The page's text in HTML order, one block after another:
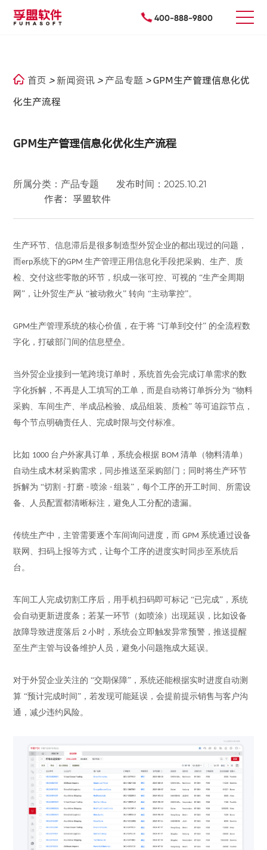
400-888-9800
首页 > 新闻资讯 > 产品专题 >GPM生产管理信息化优
化生产流程
GPM生产管理信息化优化生产流程
所属分类：产品专题 发布时间：2025.10.21
作者：孚盟软件
生产环节、信息滞后是很多制造型外贸企业的都出现过的问题，
而erp系统下的GPM生产管理正用信息化手段把采购、生产、质
检、交付这些零散的环节，织成一张可控、可视的 “生产全周期
网”，让外贸生产从 “被动救火” 转向 “主动掌控”。
GPM生产管理系统的核心价值，在于将 “订单到交付” 的全流程数
字化，打破部门间的信息壁垒。
当外贸企业接到一笔跨境订单时，系统首先会完成订单需求的数
字化拆解 ，不再是人工填写的工单，而是自动将订单拆分为 “物料
采购、车间生产、半成品检验、成品组装、质检” 等可追踪节点，
每个节点明确责任人、完成时限与交付标准。
比如 1000 台户外家具订单，系统会根据 BOM清单（物料清单）
自动生成木材采购需求，同步推送至采购部门；同时将生产环节
拆解为 “切割-打磨-喷涂-组装”，每个工序的开工时间、所需设
备、人员配置都清晰标注，避免人工分配的遗漏。
传统生产中，主管需要逐个车间询问进度，而 GPM 系统通过设备
联网、扫码上报等方式，让每个工序的进度实时同步至系统后
台。
车间工人完成切割工序后，用手机扫码即可标记 “已完成”，系统
会自动更新进度条；若某一环节（如喷涂）出现延误，比如设备
故障导致进度落后 2小时，系统会立即触发异常预警，推送提醒
至生产主管与设备维护人员，避免小问题拖成大延误。
对于外贸企业关注的 “交期保障”，系统还能根据实时进度自动测
算 “预计完成时间”，若发现可能延误，会提前提示销售与客户沟
通，减少违约风险。